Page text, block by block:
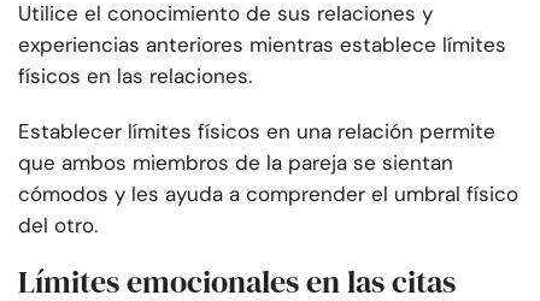
Utilice el conocimiento de sus relaciones y
experiencias anteriores mientras establece límites
físicos en las relaciones.
Establecer límites físicos en una relación permite
que ambos miembros de la pareja se sientan
cómodos y les ayuda a comprender el umbral físico
del otro.
Límites emocionales en las citas